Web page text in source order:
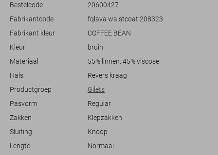
nette broek voor een chique kantooroutfit, of draag het met een
casual shirt en jeans voor een ontspannen middag met vrienden.
Dankzij de mouwloze afwerking kun je ermee variëren in laagjes, wat
veelzijdige Freequent gilet toe aan je collectie voor een moeiteloze,
tijdloze uitstraling.
Bestelcode
20600427
Fabrikantcode
fqlava waistcoat 208323
Fabrikant kleur
COFFEE BEAN
Kleur
bruin
Materiaal
55% linnen, 45% viscose
Hals
Revers kraag
Productgroep
Gilets
Pasvorm
Regular
Zakken
Klepzakken
Sluiting
Knoop
Lengte
Normaal